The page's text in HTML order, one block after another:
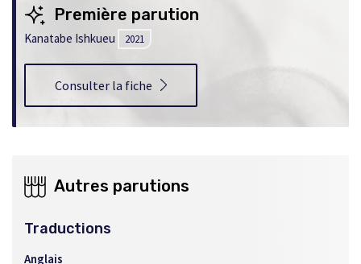
Première parution
Kanatabe Ishkueu 2021
Consulter la fiche
Autres parutions
Traductions
Anglais